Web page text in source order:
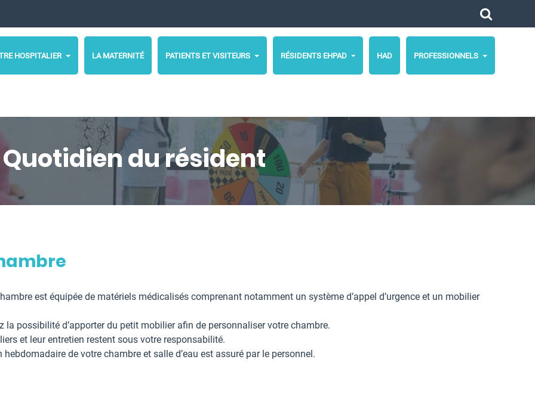
HOSPITALIER LA MATERNITÉ PATIENTS ET VISITEURS RÉSIDENTS EHPAD HAD PROFESSIONNELS
Quotidien du résident
est équipée de matériels médicalisés comprenant notamment un système d’appel d’urgence et un mobilier
la possibilité d’apporter du petit mobilier afin de personnaliser votre chambre.
et leur entretien restent sous votre responsabilité.
hebdomadaire de votre chambre et salle d’eau est assuré par le personnel.